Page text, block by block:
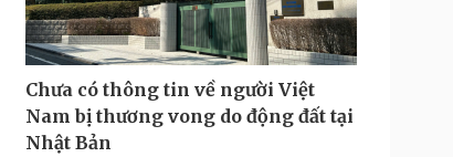
Chưa có thông tin về người Việt
Nam bị thương vong do động đất tại
Nhật Bản